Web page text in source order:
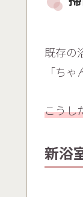
既存の
「ち
こうし
新浴